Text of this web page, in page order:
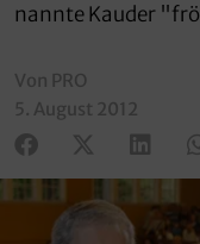
nannte Kauder
Von PRO
5. August 2012